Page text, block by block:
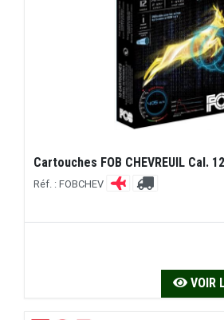
Cartouches FOB CHEVREUIL Cal.
Réf. : FOBCHEV
VOIR